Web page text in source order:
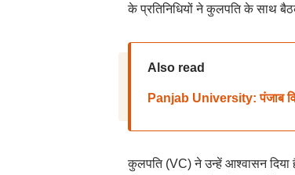
के प्रतिनिधियों ने कुलपति के साथ
Also read
Panjab University: पंजाब
कुलपति (VC) ने उन्हें आश्वासन दिया